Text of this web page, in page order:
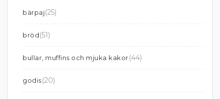
bärpaj(25)
bröd(51)
bullar, muffins och mjuka kakor(44)
godis(20)